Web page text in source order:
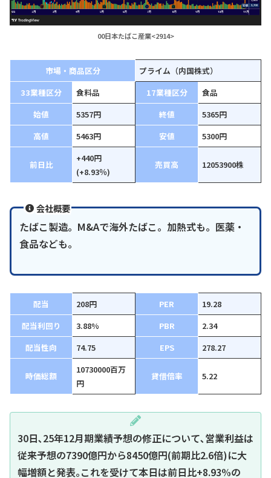
00日本たばこ産業<2914>
市場・商品区分
プライム（内国株式）
33業種区分
食料品 17業種区分
食品
始値
5357円 終値
5365円
高値
5463円 安値 5300円
前日比
+440円
(+8.93％)
売買高 12053900株
会社概要
たばこ製造。M&Aで海外たばこ。加熱式も。医薬・
食品なども。
配当 208円 PER
19.28
配当利回り
3.88% PBR
2.34
配当性向
74.75 EPS 278.27
時価総額
10730000百万
円
貸借倍率 5.22
30日､25年12月期業績予想の修正について､営業利益は
従来予想の7390億円から8450億円(前期比2.6倍)に大
幅増額と発表｡これを受けて本日は前日比+8.93%の